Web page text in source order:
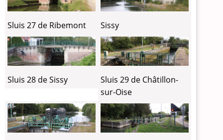
Sluis 27 de Ribemont Sissy
Sluis 28 de Sissy
Sluis 29 de Châtillon-
sur-Oise